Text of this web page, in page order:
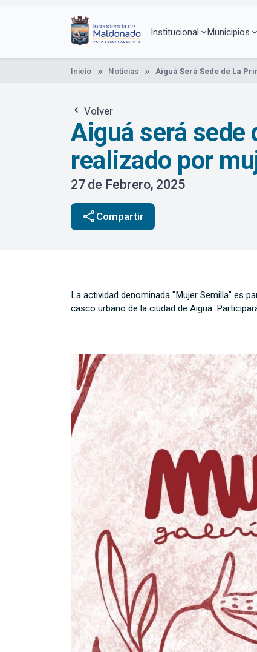
Institucional Municipios
Inicio Noticias Aiguá Será Sede de La
Volver
Aiguá será sede
realizado por
27 de Febrero, 2025
share Compartir
La actividad denominada "Mujer Semilla" es
casco urbano de la ciudad de Aiguá.